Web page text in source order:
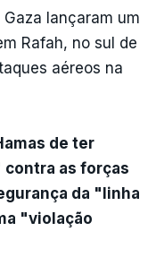
lançaram um
Rafah, no sul de
aéreos na
de ter
as forças
da "linha
"violação